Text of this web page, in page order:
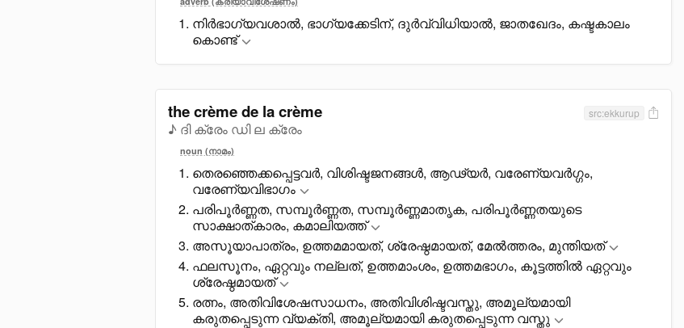
നിർഭാഗ്യവശാൽ, ഭാഗ്യക്കേടിന്, ദുർവ്വിധിയാൽ, ജാതഖേദം, കഷ്ടകാലം
കൊണ്ട്
the crème de la crème
♪ ദി ക്രേം ഡി ല ക്രേം
src:ekkurup
noun (നാമം)
തെരഞ്ഞെക്കപ്പെട്ടവർ, വിശിഷ്ടജനങ്ങൾ, ആഢ്യർ, വരേണ്യവർഗ്ഗം,
വരേണ്യവിഭാഗം
പരിപൂർണ്ണത, സമ്പൂർണ്ണത, സമ്പൂർണ്ണമാതൃക, പരിപൂർണ്ണതയുടെ
സാക്ഷാത്കാരം, കമാലിയത്ത്
അസൂയാപാത്രം, ഉത്തമമായത്, ശ്രേഷ്ഠമായത്, മേൽത്തരം, മുന്തിയത്
ഫലസൂനം, ഏറ്റവും നല്ലത്, ഉത്തമാംശം, ഉത്തമഭാഗം, കൂട്ടത്തിൽ ഏറ്റവും
ശ്രേഷ്ഠമായത്
രത്നം, അതിവിശേഷസാധനം, അതിവിശിഷ്ടവസ്തു, അമൂല്യമായി
കരുതപ്പെടുന്ന വ്യക്തി, അമൂല്യമായി കരുതപ്പെടുന്ന വസ്തു